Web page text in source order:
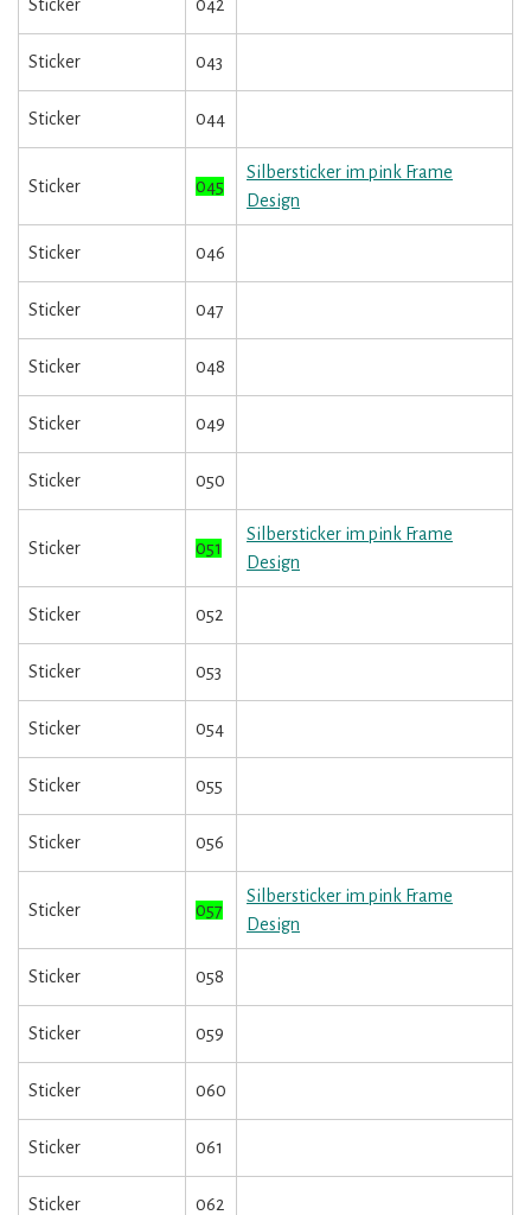
Sticker 042
Sticker 043
Sticker 044
Sticker 045
Silbersticker im pink Frame
Design
Sticker 046
Sticker 047
Sticker 048
Sticker 049
Sticker 050
Sticker 051
Silbersticker im pink Frame
Design
Sticker 052
Sticker 053
Sticker 054
Sticker 055
Sticker 056
Sticker 057
Silbersticker im pink Frame
Design
Sticker 058
Sticker 059
Sticker 060
Sticker 061
Sticker 062